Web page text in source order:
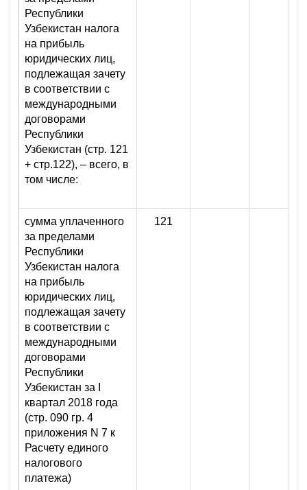
Республики
Узбекистан налога
на прибыль
юридических лиц,
подлежащая зачету
в соответствии с
международными
договорами
Республики
Узбекистан (стр. 121
+ стр.122), – всего, в
том числе:
сумма уплаченного
за пределами
Республики
Узбекистан налога
на прибыль
юридических лиц,
подлежащая зачету
в соответствии с
международными
договорами
Республики
Узбекистан за I
квартал 2018 года
(стр. 090 гр. 4
приложения N 7 к
Расчету единого
налогового
платежа)
121